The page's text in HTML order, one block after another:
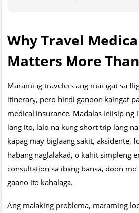
Why Travel
Matters More
Maraming travelers ang maingat sa
itinerary, pero hindi ganoon kaingat
medical insurance. Madalas iniisip ng
lang ito, lalo na kung short trip lang
kapag may biglaang sakit, aksidente,
habang naglalakad, o kahit simpleng
consultation sa ibang bansa, doon
gaano ito kahalaga.
Ang malaking problema, maraming